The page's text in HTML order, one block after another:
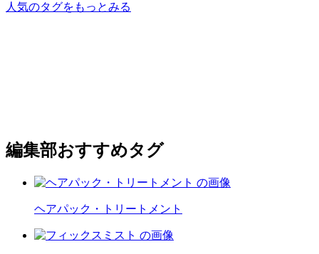
人気のタグをもっとみる
編集部おすすめタグ
ヘアパック・トリートメント